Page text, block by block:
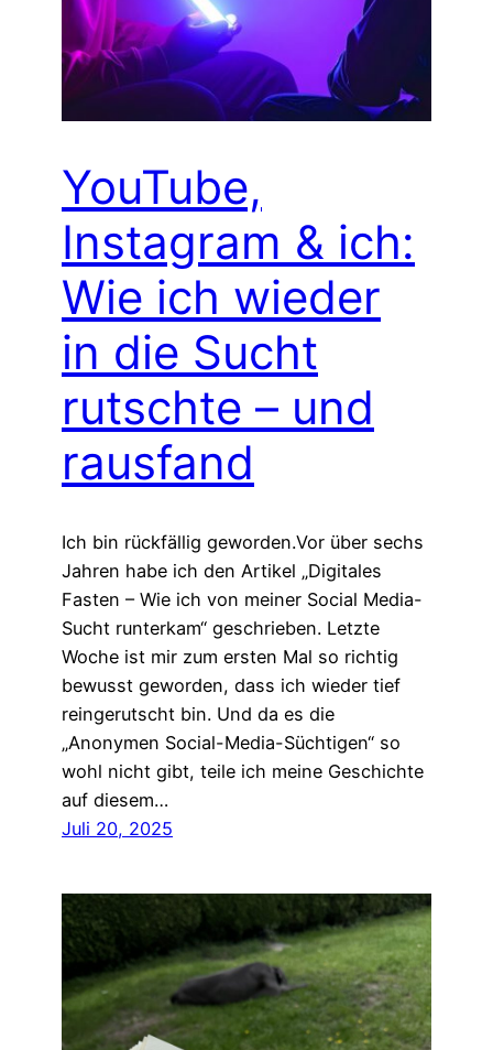
YouTube,
Instagram & ich:
Wie ich wieder
in die Sucht
rutschte – und
rausfand
Ich bin rückfällig geworden.Vor über sechs
Jahren habe ich den Artikel „Digitales
Fasten – Wie ich von meiner Social Media-
Sucht runterkam“ geschrieben. Letzte
Woche ist mir zum ersten Mal so richtig
bewusst geworden, dass ich wieder tief
reingerutscht bin. Und da es die
„Anonymen Social-Media-Süchtigen“ so
wohl nicht gibt, teile ich meine Geschichte
auf diesem…
Juli 20, 2025